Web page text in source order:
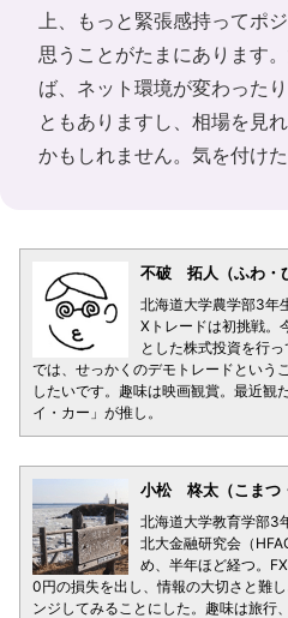
上、もっと緊張感持ってポ
思うことがたまにあります
ば、ネット環境が変わった
ともありますし、相場を見
かもしれません。気を付けた
不破 拓人（ふわ・
北海道大学農学部3年
Xトレードは初挑戦。
とした株式投資を行
では、せっかくのデモトレードという
したいです。趣味は映画観賞。最近観
イ・カー」が推し。
小松 柊太（こまつ
北海道大学教育学部3
北大金融研究会（
め、半年ほど経つ。
0円の損失を出し、情報の大切さと難
ンジしてみることにした。趣味は旅行